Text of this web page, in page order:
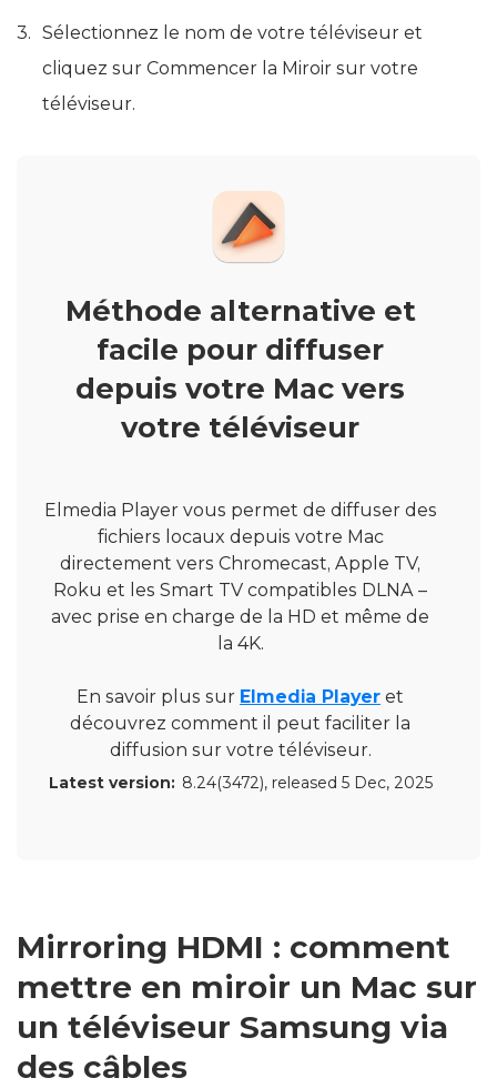
Sélectionnez le nom de votre téléviseur et
cliquez sur Commencer la Miroir sur votre
téléviseur.
Méthode alternative et
facile pour diffuser
depuis votre Mac vers
votre téléviseur
Elmedia Player vous permet de diffuser des
fichiers locaux depuis votre Mac
directement vers Chromecast, Apple TV,
Roku et les Smart TV compatibles DLNA –
avec prise en charge de la HD et même de
la 4K.
En savoir plus sur Elmedia Player et
découvrez comment il peut faciliter la
diffusion sur votre téléviseur.
Latest version: 8.24(3472), released 5 Dec, 2025
Mirroring HDMI : comment
mettre en miroir un Mac sur
un téléviseur Samsung via
des câbles